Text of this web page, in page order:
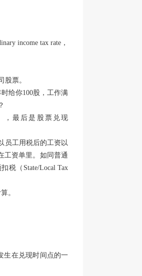
income tax rate，
股票。
给你100股，工作满
，最后是股票兑现
员工用税后的工资以
工资单里。如同普通
税（State/Local Tax
。
生在兑现时间点的一